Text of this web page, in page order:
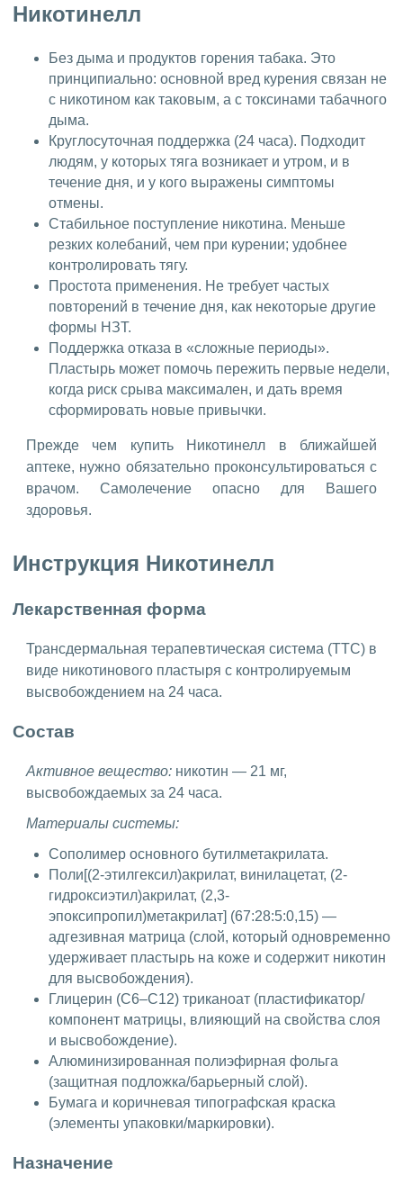
Никотинелл
Без дыма и продуктов горения табака. Это
принципиально: основной вред курения связан не
с никотином как таковым, а с токсинами табачного
дыма.
Круглосуточная поддержка (24 часа). Подходит
людям, у которых тяга возникает и утром, и в
течение дня, и у кого выражены симптомы
отмены.
Стабильное поступление никотина. Меньше
резких колебаний, чем при курении; удобнее
контролировать тягу.
Простота применения. Не требует частых
повторений в течение дня, как некоторые другие
формы НЗТ.
Поддержка отказа в «сложные периоды».
Пластырь может помочь пережить первые недели,
когда риск срыва максимален, и дать время
сформировать новые привычки.
Прежде чем купить Никотинелл в ближайшей
аптеке, нужно обязательно проконсультироваться с
врачом. Самолечение опасно для Вашего
здоровья.
Инструкция Никотинелл
Лекарственная форма
Трансдермальная терапевтическая система (ТТС) в
виде никотинового пластыря с контролируемым
высвобождением на 24 часа.
Состав
Активное вещество: никотин — 21 мг,
высвобождаемых за 24 часа.
Материалы системы:
Сополимер основного бутилметакрилата.
Поли[(2-этилгексил)акрилат, винилацетат, (2-
гидроксиэтил)акрилат, (2,3-
эпоксипропил)метакрилат] (67:28:5:0,15) —
адгезивная матрица (слой, который одновременно
удерживает пластырь на коже и содержит никотин
для высвобождения).
Глицерин (С6–С12) триканоат (пластификатор/
компонент матрицы, влияющий на свойства слоя
и высвобождение).
Алюминизированная полиэфирная фольга
(защитная подложка/барьерный слой).
Бумага и коричневая типографская краска
(элементы упаковки/маркировки).
Назначение